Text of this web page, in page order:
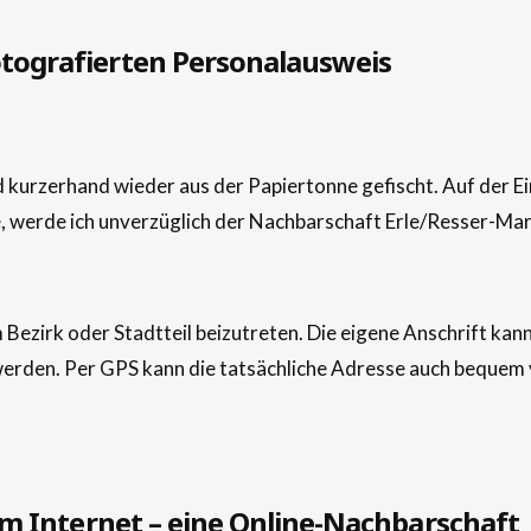
Personalausweis
wieder aus der Papiertonne gefischt. Auf der
werde ich unverzüglich der Nachbarschaft Erle/Resser-
oder Stadtteil beizutreten. Die eigene Anschrift
Per GPS kann die tatsächliche Adresse auch
Internet – eine Online-Nachbarschaft